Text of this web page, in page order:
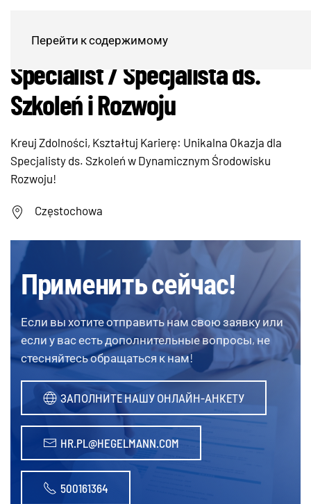
Перейти к содержимому
Learning & Development
Specialist / Specjalista ds.
Szkoleń i Rozwoju
Kreuj Zdolności, Kształtuj Karierę: Unikalna Okazja dla
Specjalisty ds. Szkoleń w Dynamicznym Środowisku
Rozwoju!
Częstochowa
Применить сейчас!
Если вы хотите отправить нам свою заявку или
если у вас есть дополнительные вопросы, не
стесняйтесь обращаться к нам!
ЗАПОЛНИТЕ НАШУ ОНЛАЙН-АНКЕТУ
HR.PL@HEGELMANN.COM
500161364